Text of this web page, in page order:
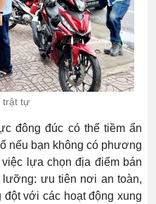
trật tự
đông đúc có thể tiềm ẩn
nếu bạn không có phương
lựa chọn địa điểm bán
ưu tiên nơi an toàn,
với các hoạt động xung